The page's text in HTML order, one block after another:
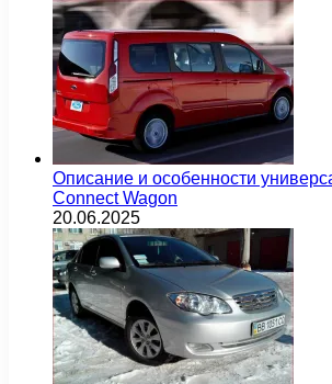
Описание и особенности
Connect Wagon
20.06.2025